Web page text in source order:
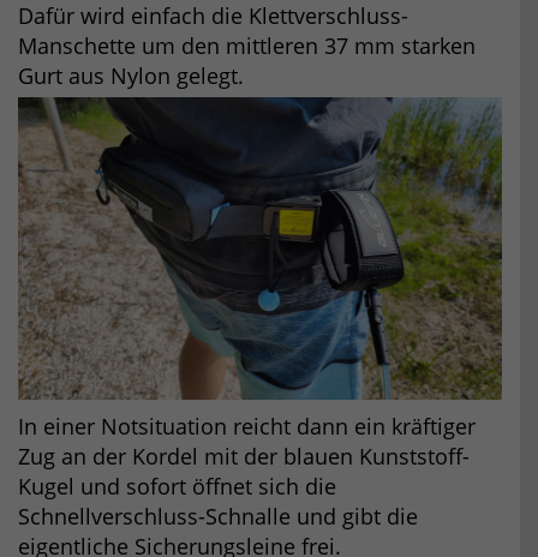
Dafür wird einfach die Klettverschluss-
Manschette um den mittleren 37 mm starken
Gurt aus Nylon gelegt.
In einer Notsituation reicht dann ein kräftiger
Zug an der Kordel mit der blauen Kunststoff-
Kugel und sofort öffnet sich die
Schnellverschluss-Schnalle und gibt die
eigentliche Sicherungsleine frei.